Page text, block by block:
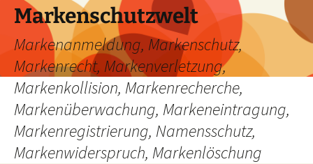
Zum
Inhalt
springen
Markenschutzwelt
Markenanmeldung, Markenschutz,
Markenrecht, Markenverletzung,
Markenkollision, Markenrecherche,
Markenüberwachung, Markeneintragung,
Markenregistrierung, Namensschutz,
Markenwiderspruch, Markenlöschung